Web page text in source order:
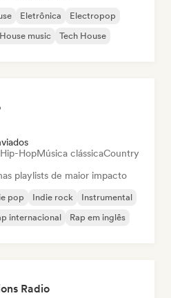
Eletrônica
Electropop
House music Tech House
HopMúsica clássicaCountry
playlists de maior impacto
pop Indie rock
Instrumental
internacional Rap em inglês
Radio